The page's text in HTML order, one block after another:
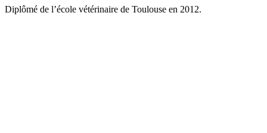
Diplômé de l’école vétérinaire de Toulouse en 2012.